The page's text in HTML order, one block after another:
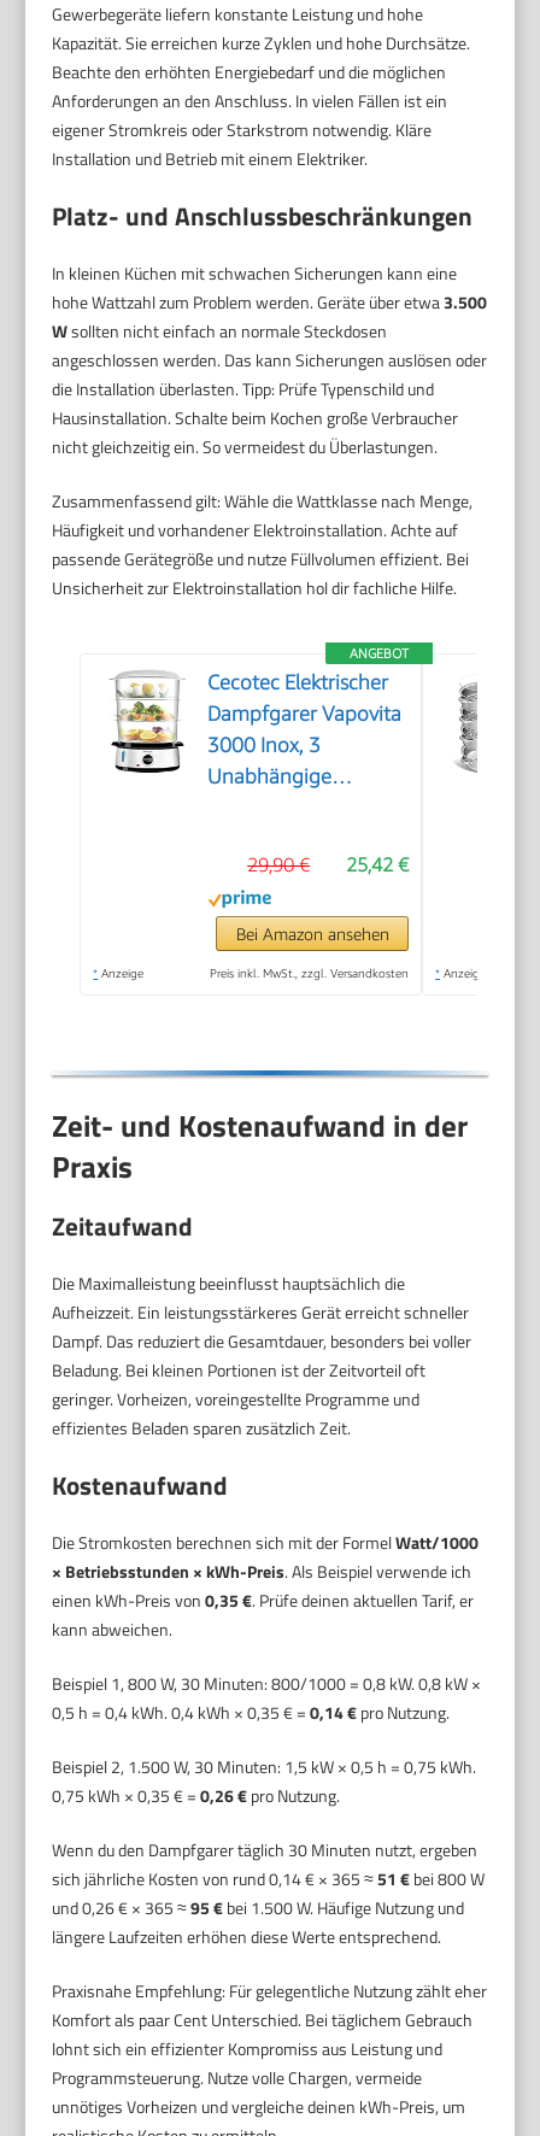
Gewerbegeräte liefern konstante Leistung und hohe
Kapazität. Sie erreichen kurze Zyklen und hohe Durchsätze.
Beachte den erhöhten Energiebedarf und die möglichen
Anforderungen an den Anschluss. In vielen Fällen ist ein
eigener Stromkreis oder Starkstrom notwendig. Kläre
Installation und Betrieb mit einem Elektriker.
Platz- und Anschlussbeschränkungen
In kleinen Küchen mit schwachen Sicherungen kann eine
hohe Wattzahl zum Problem werden. Geräte über etwa3.500
Wsollten nicht einfach an normale Steckdosen
angeschlossen werden. Das kann Sicherungen auslösen oder
die Installation überlasten. Tipp: Prüfe Typenschild und
Hausinstallation. Schalte beim Kochen große Verbraucher
nicht gleichzeitig ein. So vermeidest du Überlastungen.
Zusammenfassend gilt: Wähle die Wattklasse nach Menge,
Häufigkeit und vorhandener Elektroinstallation. Achte auf
passende Gerätegröße und nutze Füllvolumen effizient. Bei
Unsicherheit zur Elektroinstallation hol dir fachliche Hilfe.
ANGEBOT
Cecotec Elektrischer
Dampfgarer Vapovita
3000 Inox, 3
Unabhängige
seitliche
Wassereinlässe, Grau,
800W, BPA-frei,
Spülmaschinengeeignet,
25,42 €
29,90 €
Bei Amazon ansehen
* Anzeige Preis inkl. MwSt., zzgl. Versandkosten * Anzeige
Zeit- und Kostenaufwand in der
Praxis
Zeitaufwand
Die Maximalleistung beeinflusst hauptsächlich die
Aufheizzeit. Ein leistungsstärkeres Gerät erreicht schneller
Dampf. Das reduziert die Gesamtdauer, besonders bei voller
Beladung. Bei kleinen Portionen ist der Zeitvorteil oft
geringer. Vorheizen, voreingestellte Programme und
effizientes Beladen sparen zusätzlich Zeit.
Kostenaufwand
Die Stromkosten berechnen sich mit der FormelWatt/1000
× Betriebsstunden × kWh-Preis. Als Beispiel verwende ich
einen kWh-Preis von0,35 €. Prüfe deinen aktuellen Tarif, er
kann abweichen.
Beispiel 1, 800 W, 30 Minuten: 800/1000 = 0,8 kW. 0,8 kW ×
0,5 h = 0,4 kWh. 0,4 kWh × 0,35 € =0,14 €pro Nutzung.
Beispiel 2, 1.500 W, 30 Minuten: 1,5 kW × 0,5 h = 0,75 kWh.
0,75 kWh × 0,35 € =0,26 €pro Nutzung.
Wenn du den Dampfgarer täglich 30 Minuten nutzt, ergeben
sich jährliche Kosten von rund 0,14 € × 365 ≈51 €bei 800 W
und 0,26 € × 365 ≈95 €bei 1.500 W. Häufige Nutzung und
längere Laufzeiten erhöhen diese Werte entsprechend.
Praxisnahe Empfehlung: Für gelegentliche Nutzung zählt eher
Komfort als paar Cent Unterschied. Bei täglichem Gebrauch
lohnt sich ein effizienter Kompromiss aus Leistung und
Programmsteuerung. Nutze volle Chargen, vermeide
unnötiges Vorheizen und vergleiche deinen kWh-Preis, um